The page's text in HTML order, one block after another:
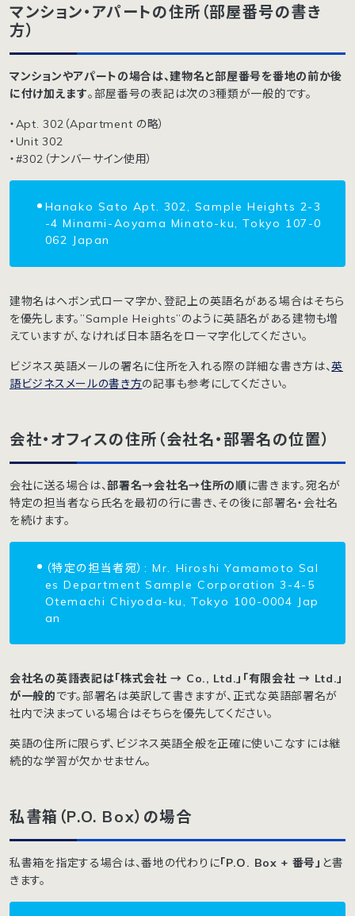
マンション・アパートの住所（部屋番号の書き
方）
マンションやアパートの場合は、建物名と部屋番号を番地の前か後
に付け加えます。部屋番号の表記は次の3種類が一般的です。
・Apt. 302（Apartment の略）
・Unit 302
・#302（ナンバーサイン使用）
Hanako Sato Apt. 302, Sample Heights 2-3
-4 Minami-Aoyama Minato-ku, Tokyo 107-0
062 Japan
建物名はヘボン式ローマ字か、登記上の英語名がある場合はそちら
を優先します。”Sample Heights”のように英語名がある建物も増
えていますが、なければ日本語名をローマ字化してください。
ビジネス英語メールの署名に住所を入れる際の詳細な書き方は、英
語ビジネスメールの書き方の記事も参考にしてください。
会社・オフィスの住所（会社名・部署名の位置）
会社に送る場合は、部署名→会社名→住所の順に書きます。宛名が
特定の担当者なら氏名を最初の行に書き、その後に部署名・会社名
を続けます。
（特定の担当者宛）: Mr. Hiroshi Yamamoto Sal
es Department Sample Corporation 3-4-5
Otemachi Chiyoda-ku, Tokyo 100-0004 Jap
an
会社名の英語表記は「株式会社 → Co., Ltd.」「有限会社 → Ltd.」
が一般的です。部署名は英訳して書きますが、正式な英語部署名が
社内で決まっている場合はそちらを優先してください。
英語の住所に限らず、ビジネス英語全般を正確に使いこなすには継
続的な学習が欠かせません。
私書箱（P.O. Box）の場合
私書箱を指定する場合は、番地の代わりに「P.O. Box + 番号」 と書
きます。